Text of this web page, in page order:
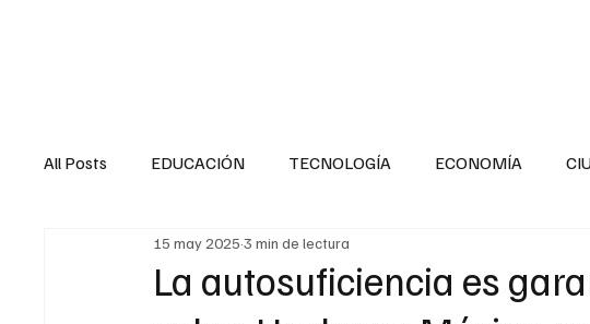
All Posts EDUCACIÓN TECNOLOGÍA ECONOMÍA
SALUD EN EL SECTOR PÚBLICO
La autosuficiencia es
15 may 2025 3 min de lectura